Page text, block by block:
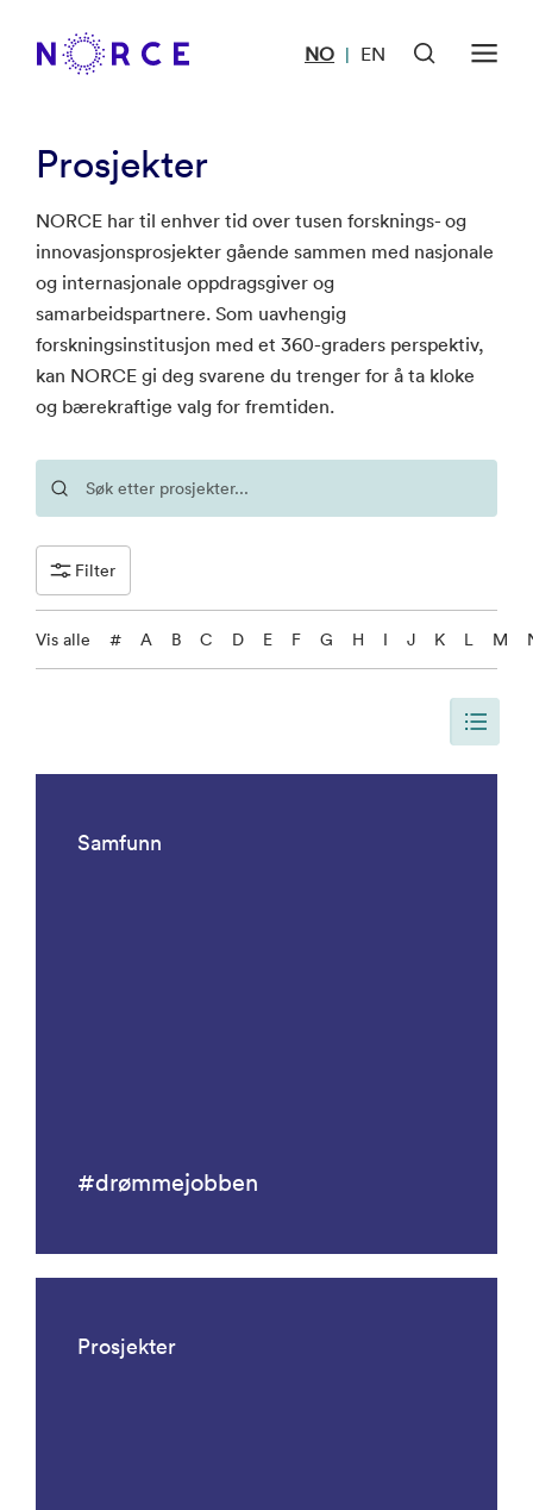
NO | EN
Prosjekter
NORCE har til enhver tid over tusen forsknings- og
innovasjonsprosjekter gående sammen med nasjonale
og internasjonale oppdragsgiver og
samarbeidspartnere. Som uavhengig
forskningsinstitusjon med et 360-graders perspektiv,
kan NORCE gi deg svarene du trenger for å ta kloke
og bærekraftige valg for fremtiden.
Filter
Vis alle # A B C D E F G H I J K L M
Samfunn
#drømmejobben
Prosjekter